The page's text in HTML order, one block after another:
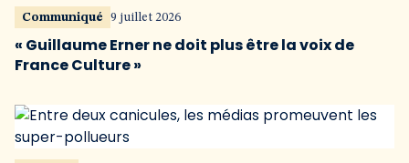
Communiqué 9 juillet 2026
« Guillaume Erner ne doit plus être la voix de
France Culture »